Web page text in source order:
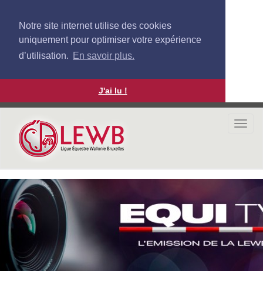
Notre site internet utilise des cookies
uniquement pour optimiser votre expérience
d’utilisation. En savoir plus.
J'ai lu !
Aller
contenu
principal